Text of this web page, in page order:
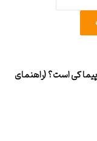
کی است؟ (راهنمای